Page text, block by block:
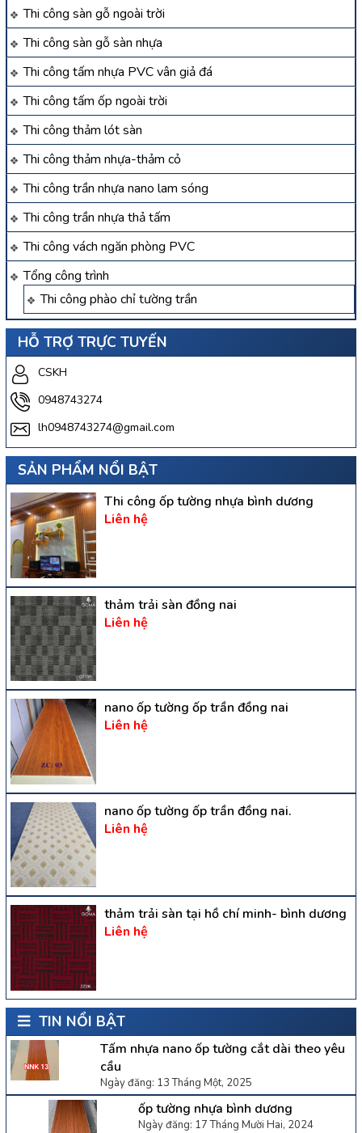
Thi công sàn gỗ ngoài trời
Thi công sàn gỗ sàn nhựa
Thi công tấm nhựa PVC vân giả đá
Thi công tấm ốp ngoài trời
Thi công thảm lót sàn
Thi công thảm nhựa-thảm cỏ
Thi công trần nhựa nano lam sóng
Thi công trần nhựa thả tấm
Thi công vách ngăn phòng PVC
Tổng công trình
Thi công phào chỉ tường trần
HỖ TRỢ TRỰC TUYẾN
CSKH
0948743274
lh0948743274@gmail.com
SẢN PHẨM NỔI BẬT
Thi công ốp tường nhựa bình dương
Liên hệ
thảm trải sàn đồng nai
Liên hệ
nano ốp tường ốp trần đồng nai
Liên hệ
nano ốp tường ốp trần đồng nai.
Liên hệ
thảm trải sàn tại hồ chí minh- bình dương
Liên hệ
TIN NỔI BẬT
Tấm nhựa nano ốp tường cắt dài theo yêu
cầu
Ngày đăng: 13 Tháng Một, 2025
ốp tường nhựa bình dương
Ngày đăng: 17 Tháng Mười Hai, 2024